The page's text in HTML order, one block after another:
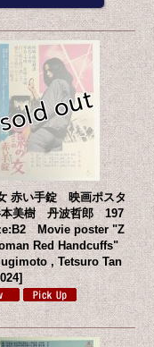
赤い手錠 映画ポスタ
美樹 丹波哲郎 197
Movie poster "Z
Red Handcuffs"
, Tetsuro Tan
]